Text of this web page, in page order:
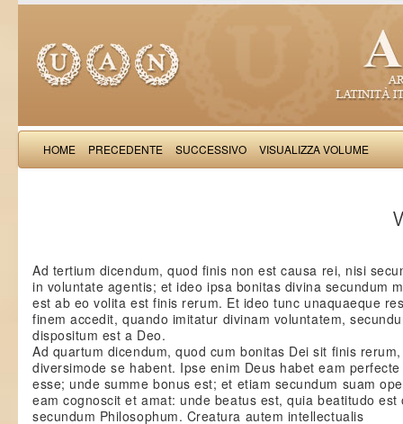
HOME PRECEDENTE SUCCESSIVO VISUALIZZA VOLUME
Ad tertium dicendum, quod finis non est causa rei, nisi
in voluntate agentis; et ideo ipsa bonitas divina secundum
est ab eo volita est finis rerum. Et ideo tunc unaquaeque
finem accedit, quando imitatur divinam voluntatem,
dispositum est a Deo.
Ad quartum dicendum, quod cum bonitas Dei sit finis
diversimode se habent. Ipse enim Deus habet eam
esse; unde summe bonus est; et etiam secundum suam
eam cognoscit et amat: unde beatus est, quia beatitudo
secundum Philosophum. Creatura autem intellectualis